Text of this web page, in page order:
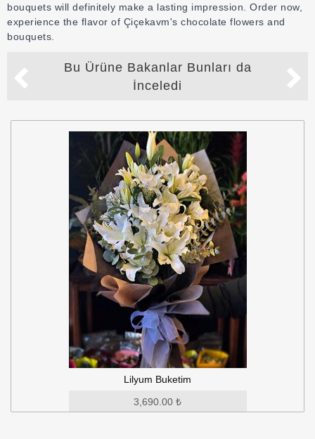
bouquets will definitely make a lasting impression. Order now,
experience the flavor of Çiçekavm's chocolate flowers and
bouquets.
Bu Ürüne Bakanlar Bunları da
İnceledi
Lilyum Buketim
3,690.00 ₺